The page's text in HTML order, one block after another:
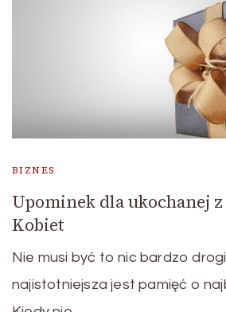
BIZNES
Upominek dla ukochanej
Kobiet
Nie musi być to nic bardzo
najistotniejsza jest pamięć o